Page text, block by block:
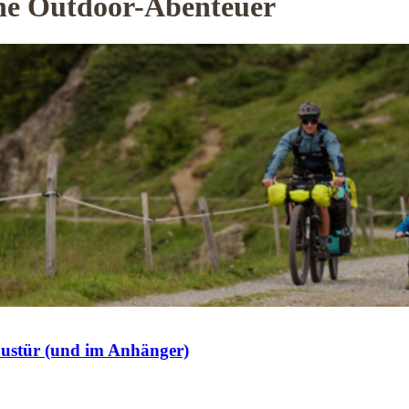
Outdoor-Abenteuer
(und im Anhänger)